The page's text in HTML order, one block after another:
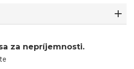
za nepríjemnosti.